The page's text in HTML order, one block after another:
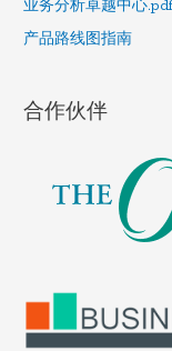
业务分析卓越中心
产品路线图指南
合作伙伴